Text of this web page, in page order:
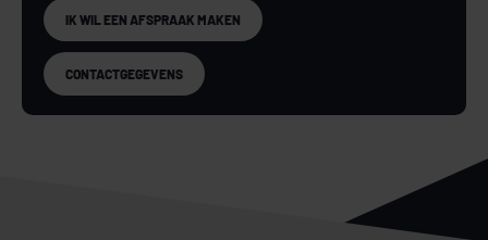
IK WIL EEN AFSPRAAK MAKEN
CONTACTGEGEVENS